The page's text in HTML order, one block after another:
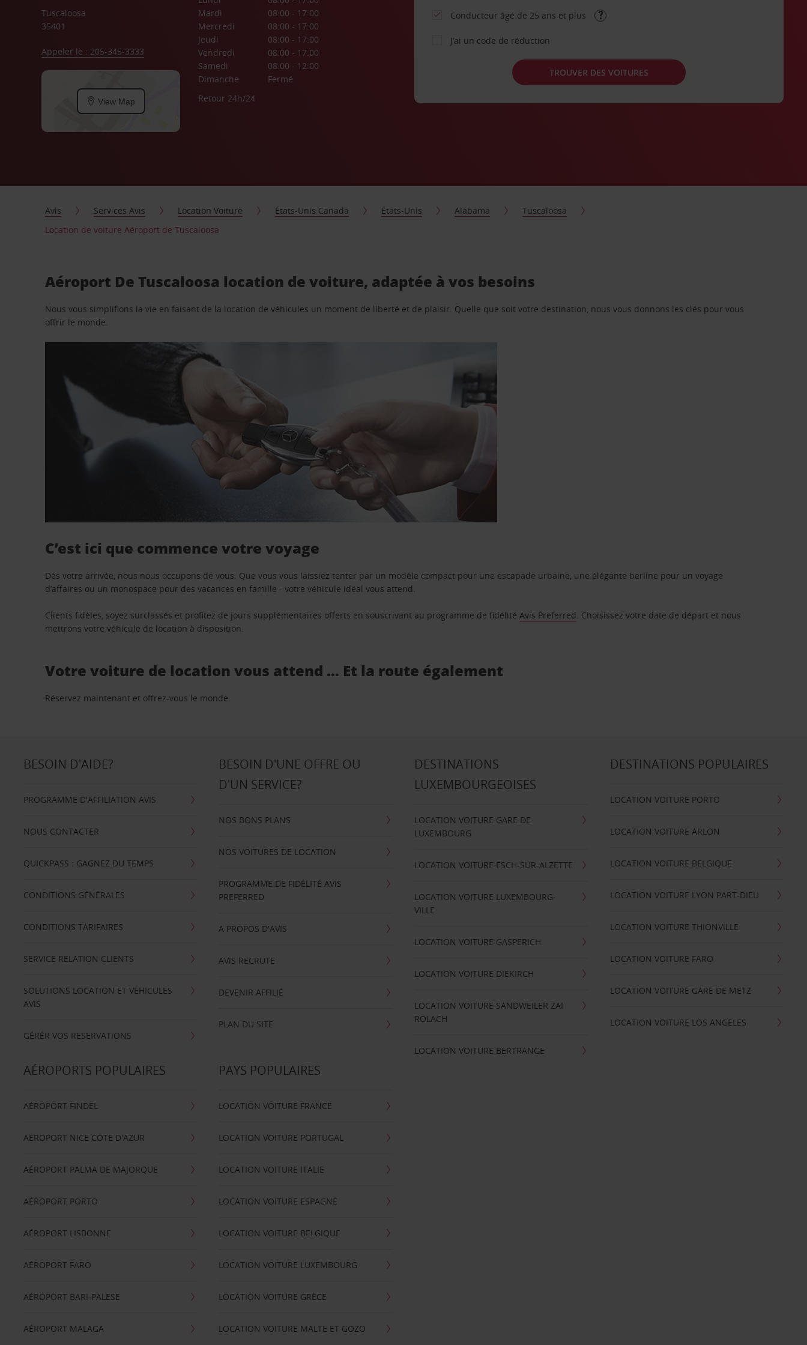
Tuscaloosa
35401
Appeler le : 205-345-3333
View Map
Mardi
08:00 - 17:00
Mercredi
08:00 - 17:00
Jeudi
08:00 - 17:00
Vendredi
08:00 - 17:00
Samedi
08:00 - 12:00
Dimanche
Fermé
Retour 24h/24
Conducteur âgé de 25 ans et plus
J’ai un code de réduction
TROUVER DES VOITURES
Avis Services Avis Location Voiture États-Unis Canada États-Unis Alabama
Tuscaloosa
Location de voiture Aéroport de Tuscaloosa
Aéroport De Tuscaloosa location de voiture, adaptée à vos besoins
Nous vous simplifions la vie en faisant de la location de véhicules un moment de liberté et de plaisir. Quelle que soit votre destination, nous vous donnons les clés pour vous
offrir le monde.
C’est ici que commence votre voyage
Dès votre arrivée, nous nous occupons de vous. Que vous vous laissiez tenter par un modèle compact pour une escapade urbaine, une élégante berline pour un voyage
d’affaires ou un monospace pour des vacances en famille - votre véhicule idéal vous attend.
Clients fidèles, soyez surclassés et profitez de jours supplémentaires offerts en souscrivant au programme de fidélitéAvis Preferred. Choisissez votre date de départ et nous
mettrons votre véhicule de location à disposition.
Votre voiture de location vous attend … Et la route également
Réservez maintenant et offrez-vous le monde.
BESOIN D'AIDE?
PROGRAMME D'AFFILIATION AVIS
NOUS CONTACTER
QUICKPASS : GAGNEZ DU TEMPS
CONDITIONS GÉNÉRALES
CONDITIONS TARIFAIRES
SERVICE RELATION CLIENTS
SOLUTIONS LOCATION ET VÉHICULES
AVIS
GÉRÉR VOS RESERVATIONS
BESOIN D'UNE OFFRE OU
D'UN SERVICE?
NOS BONS PLANS
NOS VOITURES DE LOCATION
PROGRAMME DE FIDÉLITÉ AVIS
PREFERRED
A PROPOS D'AVIS
AVIS RECRUTE
DEVENIR AFFILIÉ
PLAN DU SITE
DESTINATIONS
LUXEMBOURGEOISES
LOCATION VOITURE GARE DE
LUXEMBOURG
LOCATION VOITURE ESCH-SUR-ALZETTE
LOCATION VOITURE LUXEMBOURG-
VILLE
LOCATION VOITURE GASPERICH
LOCATION VOITURE DIEKIRCH
LOCATION VOITURE SANDWEILER ZAI
ROLACH
LOCATION VOITURE BERTRANGE
DESTINATIONS POPULAIRES
LOCATION VOITURE PORTO
LOCATION VOITURE ARLON
LOCATION VOITURE BELGIQUE
LOCATION VOITURE LYON PART-DIEU
LOCATION VOITURE THIONVILLE
LOCATION VOITURE FARO
LOCATION VOITURE GARE DE METZ
LOCATION VOITURE LOS ANGELES
AÉROPORTS POPULAIRES
AÉROPORT FINDEL
AÉROPORT NICE CÖTE D'AZUR
AÉROPORT PALMA DE MAJORQUE
AÉROPORT PORTO
AÉROPORT LISBONNE
AÉROPORT FARO
AÉROPORT BARI-PALESE
AÉROPORT MALAGA
PAYS POPULAIRES
LOCATION VOITURE FRANCE
LOCATION VOITURE PORTUGAL
LOCATION VOITURE ITALIE
LOCATION VOITURE ESPAGNE
LOCATION VOITURE BELGIQUE
LOCATION VOITURE LUXEMBOURG
LOCATION VOITURE GRÈCE
LOCATION VOITURE MALTE ET GOZO